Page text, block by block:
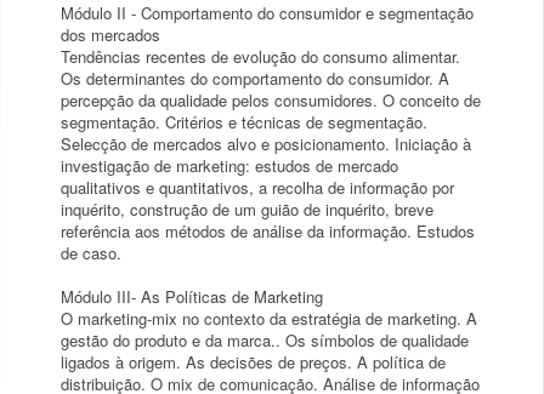
Módulo II - Comportamento do consumidor e segmentação
dos mercados
Tendências recentes de evolução do consumo alimentar.
Os determinantes do comportamento do consumidor. A
percepção da qualidade pelos consumidores. O conceito de
segmentação. Critérios e técnicas de segmentação.
Selecção de mercados alvo e posicionamento. Iniciação à
investigação de marketing: estudos de mercado
qualitativos e quantitativos, a recolha de informação por
inquérito, construção de um guião de inquérito, breve
referência aos métodos de análise da informação. Estudos
de caso.
Módulo III- As Políticas de Marketing
O marketing-mix no contexto da estratégia de marketing. A
gestão do produto e da marca.. Os símbolos de qualidade
ligados à origem. As decisões de preços. A política de
distribuição. O mix de comunicação. Análise de informação